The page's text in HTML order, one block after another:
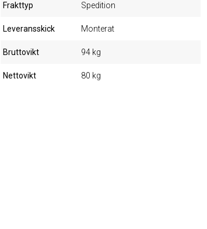
Frakttyp Spedition
Leveransskick Monterat
Bruttovikt 94 kg
Nettovikt 80 kg